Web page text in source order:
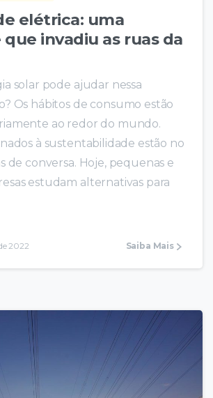
elétrica: uma
invadiu as ruas da
solar pode ajudar nessa
Os hábitos de consumo estão
ao redor do mundo.
à sustentabilidade estão no
de conversa. Hoje, pequenas e
estudam alternativas para
2022 Saiba Mais